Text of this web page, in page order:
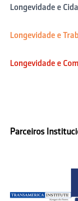
Longevidade e
Longevidade e
Longevidade e
Parceiros